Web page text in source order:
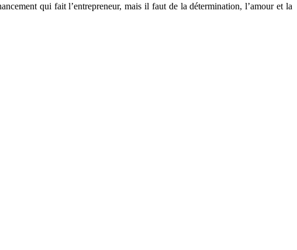
qui fait l’entrepreneur, mais il faut de la détermination, l’amour et la